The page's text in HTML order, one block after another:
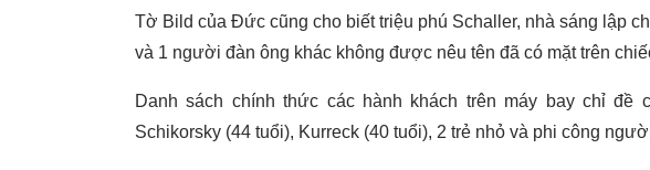
Tờ Bild của Đức cũng cho biết triệu phú Schaller, nhà sáng lập
và 1 người đàn ông khác không được nêu tên đã có mặt trên
Danh sách chính thức các hành khách trên máy bay chỉ
Schikorsky (44 tuổi), Kurreck (40 tuổi), 2 trẻ nhỏ và phi công